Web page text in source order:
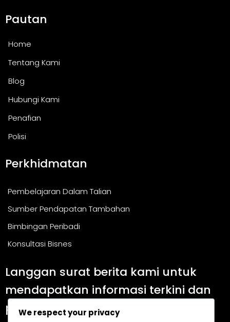
Pautan
Home
Tentang Kami
Blog
Hubungi Kami
Penafian
Polisi
Perkhidmatan
Pembelajaran Dalam Talian
Sumber Pendapatan Tambahan
Bimbingan Peribadi
Konsultasi Bisnes
Langgan surat berita kami untuk
mendapatkan informasi terkini dan
panduan berguna.
We respect your privacy